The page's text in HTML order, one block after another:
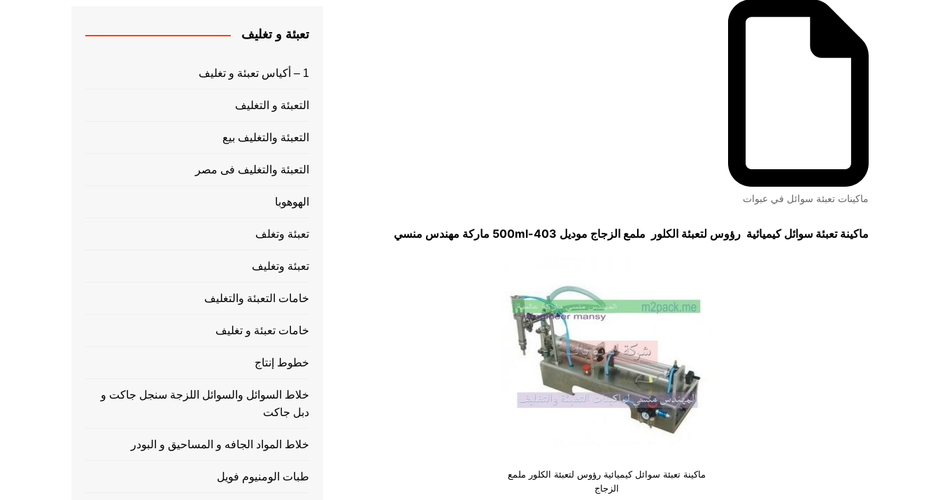
ماكينات تعبئة سوائل في عبوات
ماكينة تعبئة سوائل كيميائية رؤوس لتعبئة الكلور ملمع الزجاج موديل 403-500ml ماركة مهندس منسي
ماكينة تعبئة سوائل كيميائية رؤوس لتعبئة الكلور ملمع
الزجاج
تعبئة و تغليف
1 – أكياس تعبئة و تغليف
التعبئة و التغليف
التعبئة والتغليف بيع
التعبئة والتغليف فى مصر
الهوهوبا
تعبئة وتغلف
تعبئة وتغليف
خامات التعبئة والتغليف
خامات تعبئة و تغليف
خطوط إنتاج
خلاط السوائل والسوائل اللزجة سنجل جاكت و
دبل جاكت
خلاط المواد الجافه و المساحيق و البودر
طبات الومنيوم فويل